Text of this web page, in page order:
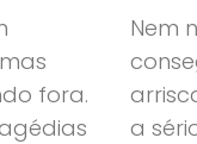
fora.
Nem
a